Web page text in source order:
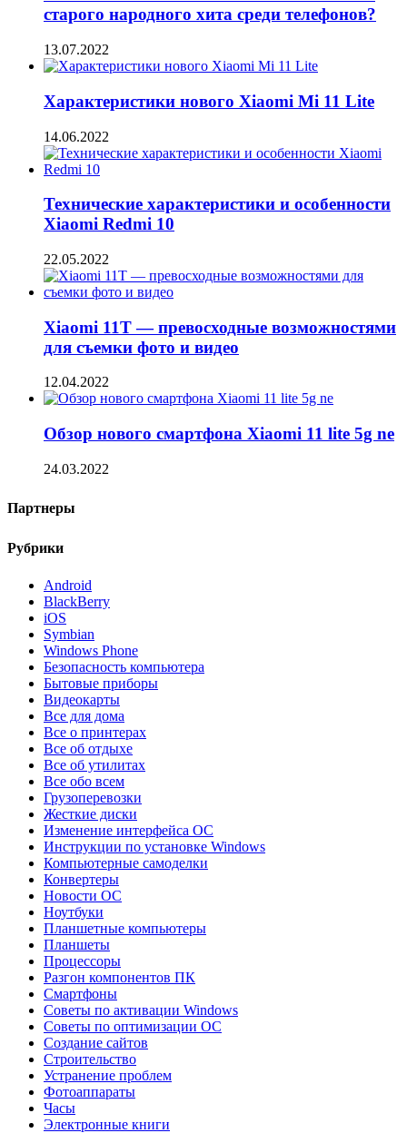
старого народного хита среди телефонов?
13.07.2022
Характеристики нового Xiaomi Mi 11 Lite
14.06.2022
Технические характеристики и особенности
Xiaomi Redmi 10
22.05.2022
Xiaomi 11T — превосходные возможностями
для съемки фото и видео
12.04.2022
Обзор нового смартфона Xiaomi 11 lite 5g ne
24.03.2022
Партнеры
Рубрики
Android
BlackBerry
iOS
Symbian
Windows Phone
Безопасность компьютера
Бытовые приборы
Видеокарты
Все для дома
Все о принтерах
Все об отдыхе
Все об утилитах
Все обо всем
Грузоперевозки
Жесткие диски
Изменение интерфейса ОС
Инструкции по установке Windows
Компьютерные самоделки
Конвертеры
Новости ОС
Ноутбуки
Планшетные компьютеры
Планшеты
Процессоры
Разгон компонентов ПК
Смартфоны
Советы по активации Windows
Советы по оптимизации ОС
Создание сайтов
Строительство
Устранение проблем
Фотоаппараты
Часы
Электронные книги